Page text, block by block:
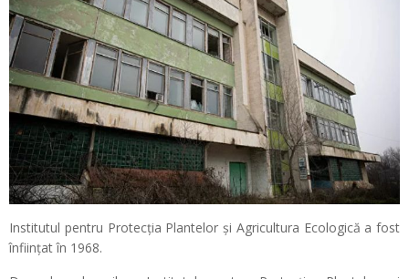
Institutul pentru Protecția Plantelor și Agricultura Ecologică a fost
înființat în 1968.